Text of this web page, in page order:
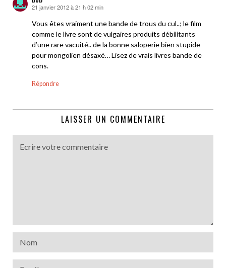
dit :
21 janvier 2012 à 21 h 02 min
Vous êtes vraiment une bande de trous du cul..; le film
comme le livre sont de vulgaires produits débilitants
d’une rare vacuité.. de la bonne saloperie bien stupide
pour mongolien désaxé… Lisez de vrais livres bande de
cons.
Répondre
LAISSER UN COMMENTAIRE